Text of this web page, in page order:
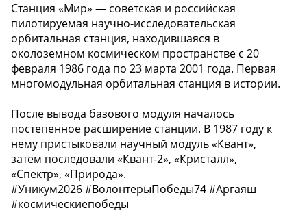
Станция «Мир» — советская и российская
пилотируемая научно-исследовательская
орбитальная станция, находившаяся в
околоземном космическом пространстве с 20
февраля 1986 года по 23 марта 2001 года. Первая
многомодульная орбитальная станция в истории.
После вывода базового модуля началось
постепенное расширение станции. В 1987 году к
нему пристыковали научный модуль «Квант»,
затем последовали «Квант-2», «Кристалл»,
«Спектр», «Природа».
#Уникум2026 #ВолонтерыПобеды74 #Аргаяш
#космическиепобеды